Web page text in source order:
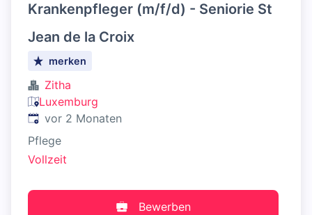
Krankenpfleger (m/f/d) - Seniorie St
Jean de la Croix
merken
Zitha
Luxemburg
Veröffentlicht:
vor 2 Monaten
Pflege
Vollzeit
Bewerben